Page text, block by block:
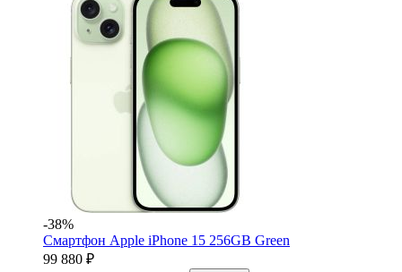
-38%
Смартфон Apple iPhone 15 256GB Green
99 880 ₽